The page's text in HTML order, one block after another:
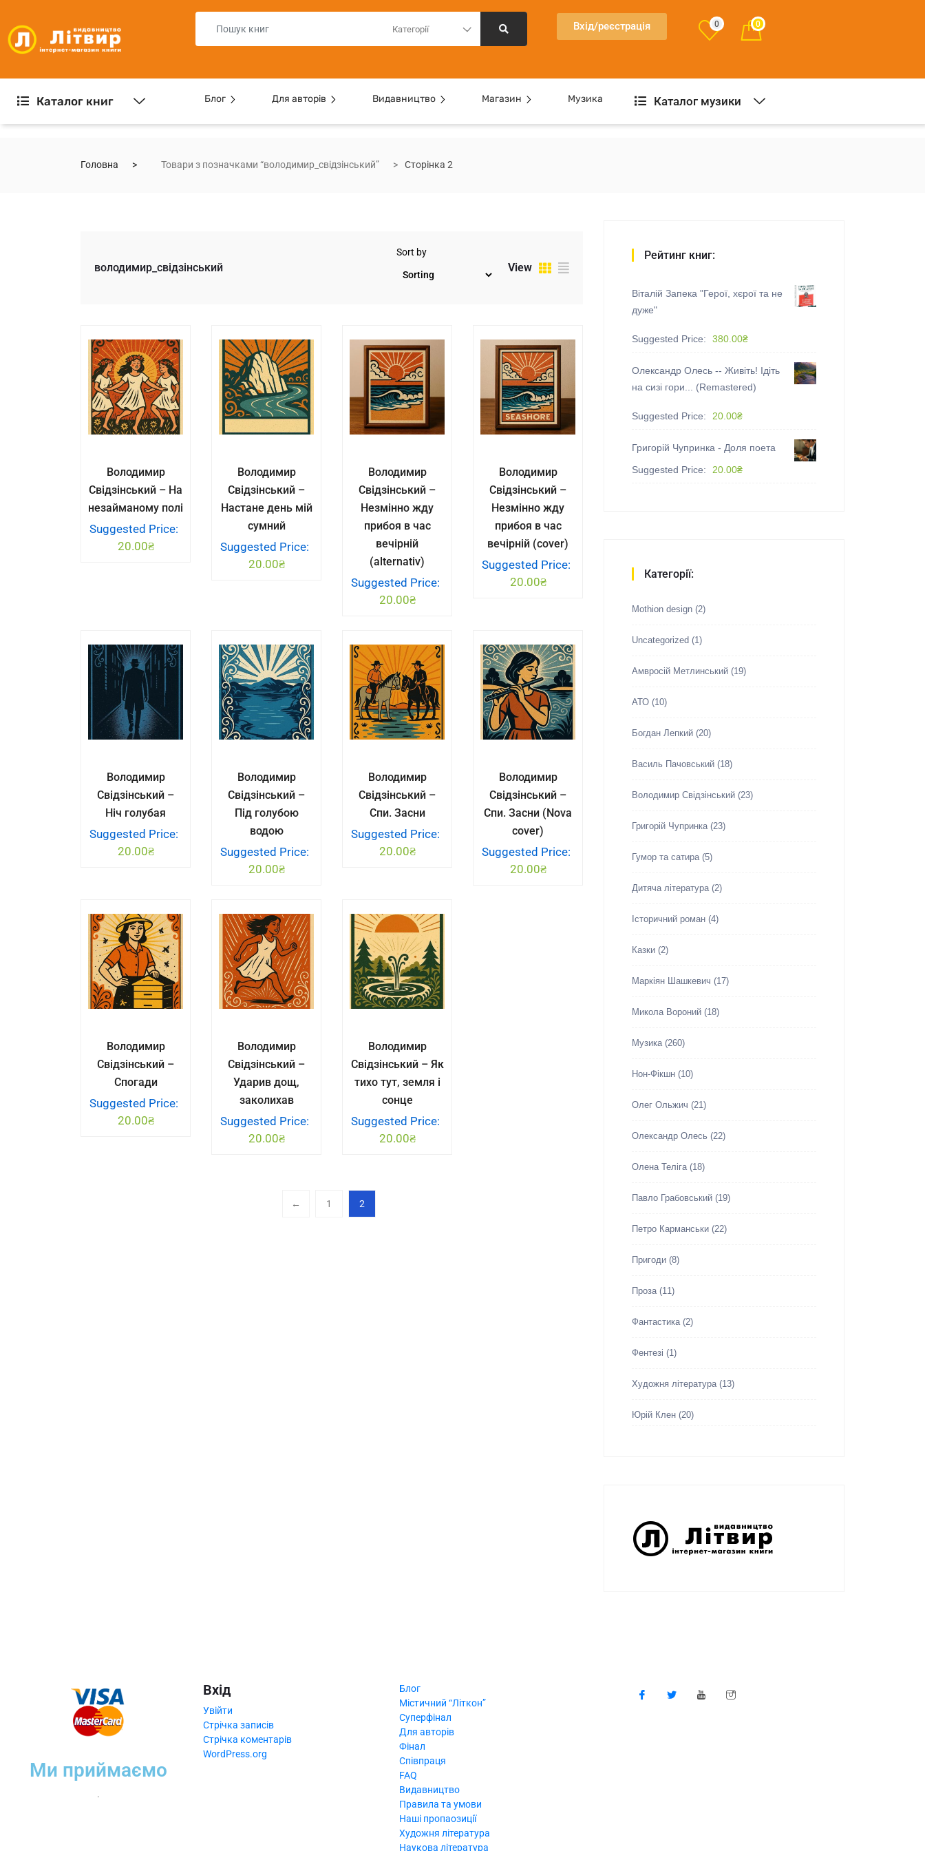
Категорії Вхід/реєстрація 0 0
Каталог книг Блог Для авторів Видавництво Магазин Музика Каталог музики
Головна Товари з позначками “володимир_свідзінський” Сторінка 2
володимир_свідзінський
Sort by
View
Володимир
Свідзінський – На
незайманому полі
Suggested Price:
20.00₴
Володимир
Свідзінський –
Настане день мій
сумний
Suggested Price:
20.00₴
Володимир
Свідзінський –
Незмінно жду
прибоя в час
вечірній
(alternativ)
Suggested Price:
20.00₴
Володимир
Свідзінський –
Незмінно жду
прибоя в час
вечірній (cover)
Suggested Price:
20.00₴
Володимир
Свідзінський –
Ніч голубая
Suggested Price:
20.00₴
Володимир
Свідзінський –
Під голубою
водою
Suggested Price:
20.00₴
Володимир
Свідзінський –
Спи. Засни
Suggested Price:
20.00₴
Володимир
Свідзінський –
Спи. Засни (Nova
cover)
Suggested Price:
20.00₴
Володимир
Свідзінський –
Спогади
Suggested Price:
20.00₴
Володимир
Свідзінський –
Ударив дощ,
заколихав
Suggested Price:
20.00₴
Володимир
Свідзінський – Як
тихо тут, земля і
сонце
Suggested Price:
20.00₴
← 1 2
Рейтинг книг:
Віталій Запека "Герої, хєрої та не
дуже"
Suggested Price: 380.00₴
Олександр Олесь -- Живіть! Ідіть
на сизі гори... (Remastered)
Suggested Price: 20.00₴
Григорій Чупринка - Доля поета
Suggested Price:
20.00₴
Категорії:
Mothion design (2)
Uncategorized (1)
Амвросій Метлинський (19)
АТО (10)
Богдан Лепкий (20)
Василь Пачовський (18)
Володимир Свідзінський (23)
Григорій Чупринка (23)
Гумор та сатира (5)
Дитяча література (2)
Історичний роман (4)
Казки (2)
Маркіян Шашкевич (17)
Микола Вороний (18)
Музика (260)
Нон-Фікшн (10)
Олег Ольжич (21)
Олександр Олесь (22)
Олена Теліга (18)
Павло Грабовський (19)
Петро Карманськи (22)
Пригоди (8)
Проза (11)
Фантастика (2)
Фентезі (1)
Художня література (13)
Юрій Клен (20)
Ми приймаємо
.
Вхід
Увійти
Стрічка записів
Стрічка коментарів
WordPress.org
Блог
Містичний “Літкон”
Суперфінал
Для авторів
Фінал
Співпраця
FAQ
Видавництво
Правила та умови
Наші пропаозиції
Художня література
Наукова література